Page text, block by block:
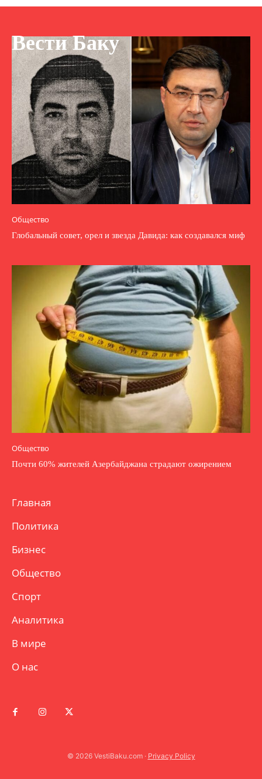
Вести Баку
Общество
Глобальный совет, орел и звезда Давида: как создавался миф
Общество
Почти 60% жителей Азербайджана страдают ожирением
Главная
Политика
Бизнес
Общество
Спорт
Аналитика
В мире
О нас
© 2026 VestiBaku.com · Privacy Policy